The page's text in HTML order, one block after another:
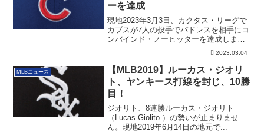
ーを達成
現地2023年3月3日、カクタス・リーグで
カブスが7人の投手でパドレスを相手にコ
ンバインド・ノーヒッターを達成しまし
2023.03.04
MLBニュース
【MLB2019】ルーカス・ジオリ
ト、ヤンキース打線を封じ、10勝
目！
ジオリト、8連勝ルーカス・ジオリト
（Lucas Giolito ）の勢いが止まりませ
ん。現地2019年6月14日の地元で...